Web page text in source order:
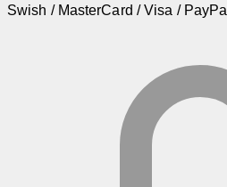
Swish / MasterCard / Visa / PayPal